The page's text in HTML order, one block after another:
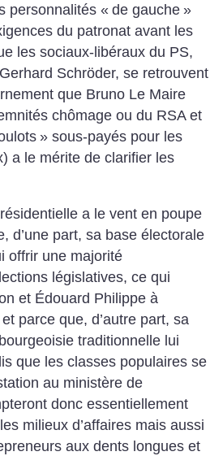
personnalités « de gauche »
du patronat avant les
les sociaux-libéraux du PS,
Schröder, se retrouvent
que Bruno Le Maire
chômage ou du RSA et
» sous-payés pour les
a le mérite de clarifier les
a le vent en poupe
d’une part, sa base électorale
offrir une majorité
législatives, ce qui
et Édouard Philippe à
et parce que, d’autre part, sa
traditionnelle lui
que les classes populaires se
au ministère de
donc essentiellement
milieux d’affaires mais aussi
aux dents longues et